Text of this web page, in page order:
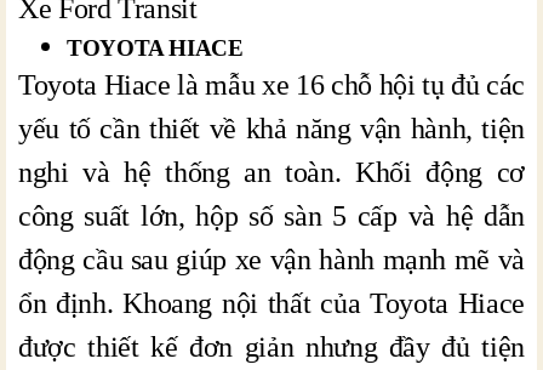
Xe Ford Transit
TOYOTA HIACE
Toyota Hiace là mẫu xe 16 chỗ hội tụ đủ các
yếu tố cần thiết về khả năng vận hành, tiện
nghi và hệ thống an toàn. Khối động cơ
công suất lớn, hộp số sàn 5 cấp và hệ dẫn
động cầu sau giúp xe vận hành mạnh mẽ và
ổn định. Khoang nội thất của Toyota Hiace
được thiết kế đơn giản nhưng đầy đủ tiện